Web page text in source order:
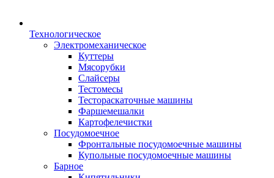
Технологическое
Электромеханическое
Куттеры
Мясорубки
Слайсеры
Тестомесы
Тестораскаточные машины
Фаршемешалки
Картофелечистки
Посудомоечное
Фронтальные посудомоечные машины
Купольные посудомоечные машины
Барное